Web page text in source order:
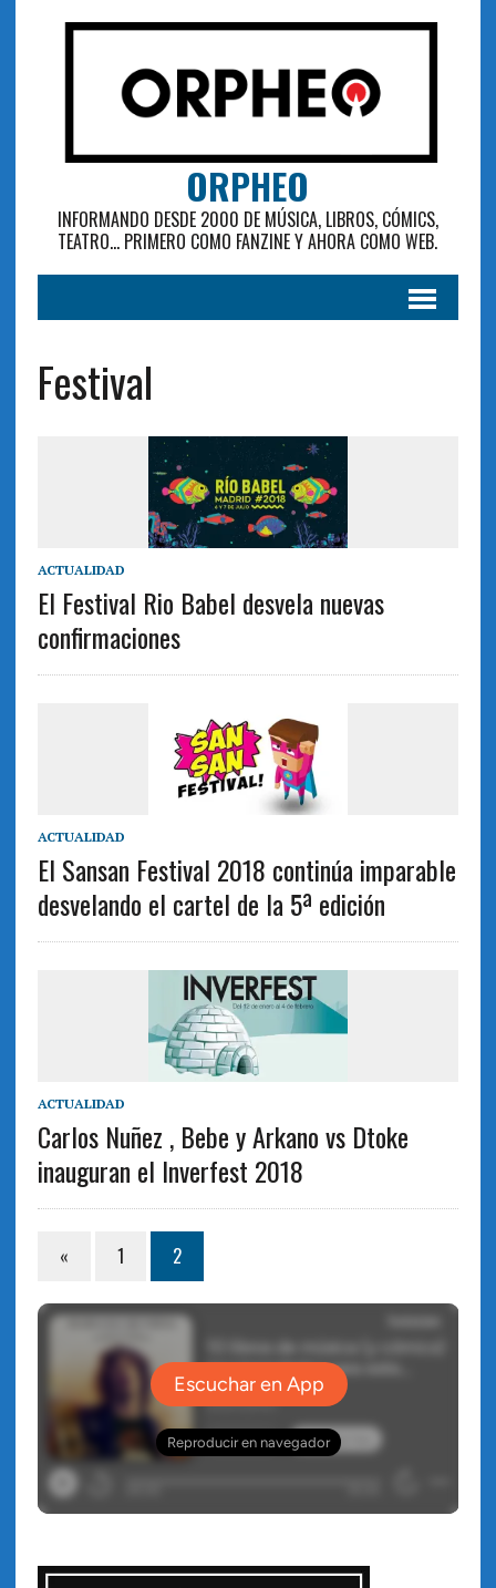
ORPHEO
INFORMANDO DESDE 2000 DE MÚSICA, LIBROS, CÓMICS,
TEATRO... PRIMERO COMO FANZINE Y AHORA COMO WEB.
Festival
ACTUALIDAD
El Festival Rio Babel desvela nuevas
confirmaciones
ACTUALIDAD
El Sansan Festival 2018 continúa imparable
desvelando el cartel de la 5ª edición
ACTUALIDAD
Carlos Nuñez , Bebe y Arkano vs Dtoke
inauguran el Inverfest 2018
« 1 2